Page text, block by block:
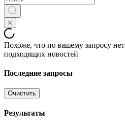
Похоже, что по вашему запросу нет
подходящих новостей
Последние запросы
Очистить
Результаты